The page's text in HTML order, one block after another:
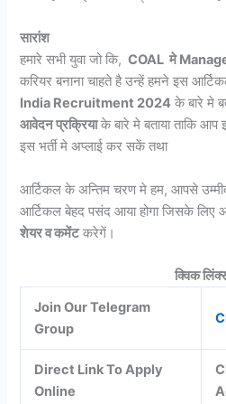
सारांश
हमारे सभी युवा जो कि, COAL मे
करियर बनाना चाहते है उन्हें हमने इस
India Recruitment 2024 के बारे मे
आवेदन प्रक्रियाके बारे मे बताया ताकि आप
इस भर्ती मे अप्लाई कर सकें तथा
आर्टिकल के अन्तिम चरण मे हम, आपसे
आर्टिकल बेहद पसंद आया होगा जिसके लिए
शेयर व कमेंटकरेगें।
क्विक
Join Our Telegram
Group
Direct Link To Apply
Online